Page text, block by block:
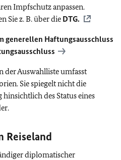
Impfschutz anpassen.
Sie z. B. über die DTG.
generellen Haftungsausschluss
der Auswahlliste umfasst
Sie spiegelt nicht die
des Status eines
Reiseland
diplomatischer